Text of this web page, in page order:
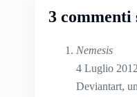
3 commenti
Nemesis
4 Luglio
Deviantart,